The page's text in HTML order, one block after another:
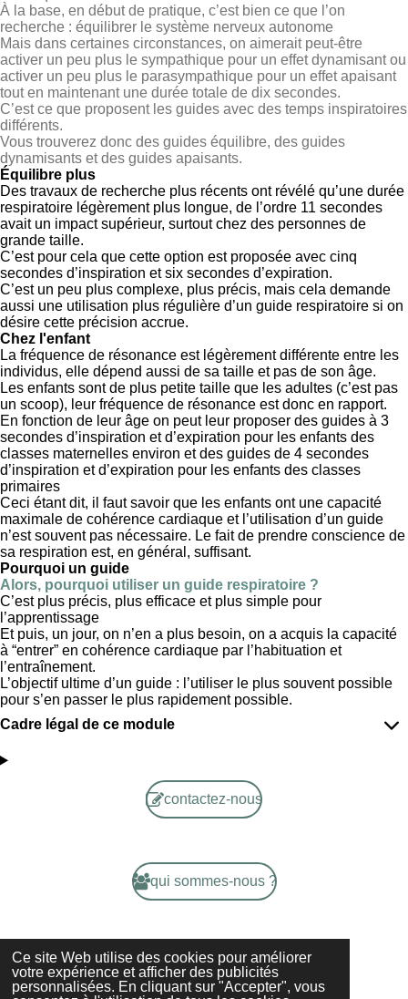
Ce site Web utilise des cookies pour améliorer
votre expérience et afficher des publicités
personnalisées. En cliquant sur "Accepter", vous
À la base, en début de pratique, c’est bien ce que l’on
recherche : équilibrer le système nerveux autonome
Mais dans certaines circonstances, on aimerait peut-être
activer un peu plus le sympathique pour un effet dynamisant ou
activer un peu plus le parasympathique pour un effet apaisant
tout en maintenant une durée totale de dix secondes.
C’est ce que proposent les guides avec des temps inspiratoires
différents.
Vous trouverez donc des guides équilibre, des guides
dynamisants et des guides apaisants.
Équilibre plus
Des travaux de recherche plus récents ont révélé qu’une durée
respiratoire légèrement plus longue, de l’ordre 11 secondes
avait un impact supérieur, surtout chez des personnes de
grande taille.
C’est pour cela que cette option est proposée avec cinq
secondes d’inspiration et six secondes d’expiration.
C’est un peu plus complexe, plus précis, mais cela demande
aussi une utilisation plus régulière d’un guide respiratoire si on
désire cette précision accrue.
Chez l'enfant
La fréquence de résonance est légèrement différente entre les
individus, elle dépend aussi de sa taille et pas de son âge.
Les enfants sont de plus petite taille que les adultes (c’est pas
un scoop), leur fréquence de résonance est donc en rapport.
En fonction de leur âge on peut leur proposer des guides à 3
secondes d’inspiration et d’expiration pour les enfants des
classes maternelles environ et des guides de 4 secondes
d’inspiration et d’expiration pour les enfants des classes
primaires
Ceci étant dit, il faut savoir que les enfants ont une capacité
maximale de cohérence cardiaque et l’utilisation d’un guide
n’est souvent pas nécessaire. Le fait de prendre conscience de
sa respiration est, en général, suffisant.
Pourquoi un guide
Alors, pourquoi utiliser un guide respiratoire ?
C’est plus précis, plus efficace et plus simple pour
l’apprentissage
Et puis, un jour, on n’en a plus besoin, on a acquis la capacité
à “entrer” en cohérence cardiaque par l’habituation et
l’entraînement.
L’objectif ultime d’un guide : l’utiliser le plus souvent possible
pour s’en passer le plus rapidement possible.
Cadre légal de ce module
contactez-nous
qui sommes-nous ?
mentions légales